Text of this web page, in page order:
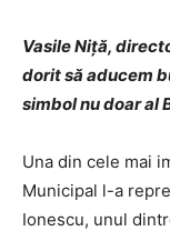
Vasile Niţă,
dorit să aducem
simbol nu doar al
Una din cele mai
Municipal l-a
Ionescu, unul